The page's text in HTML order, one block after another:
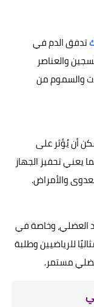
تدفق الدم في
والعناصر
والسموم من
أن يُؤثر على
يعني تحفيز الجهاز
والأمراض.
العضلي، وخاصة في
للرياضيين وطلبة
عضلي مستمر.